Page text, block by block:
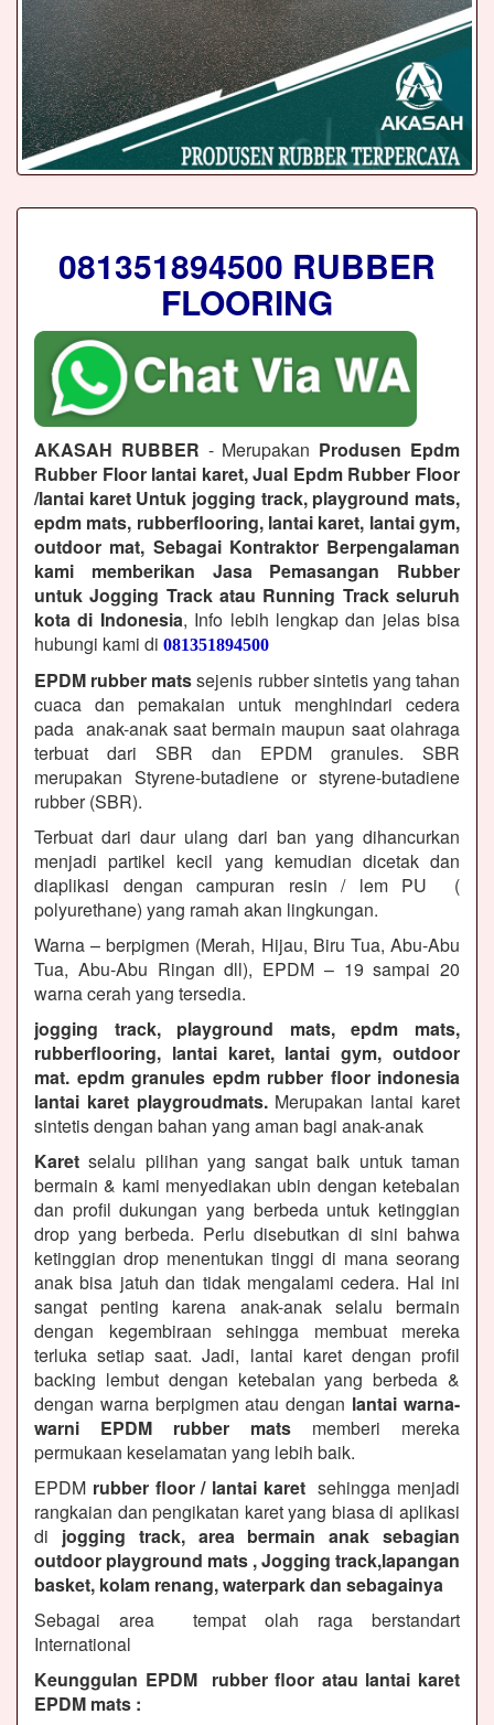
081351894500 RUBBER
FLOORING
AKASAH RUBBER - Merupakan Produsen Epdm
Rubber Floor lantai karet, Jual Epdm Rubber Floor
/lantai karet Untuk jogging track, playground mats,
epdm mats, rubberflooring, lantai karet, lantai gym,
outdoor mat, Sebagai Kontraktor Berpengalaman
kami memberikan Jasa Pemasangan Rubber
untuk Jogging Track atau Running Track seluruh
kota di Indonesia, Info lebih lengkap dan jelas bisa
hubungi kami di 081351894500
EPDM rubber matssejenis rubber sintetis yang tahan
cuaca dan pemakaian untuk menghindari cedera
pada anak-anak saat bermain maupun saat olahraga
terbuat dari SBR dan EPDM granules. SBR
merupakan Styrene-butadiene or styrene-butadiene
rubber (SBR).
Terbuat dari daur ulang dari ban yang dihancurkan
menjadi partikel kecil yang kemudian dicetak dan
diaplikasi dengan campuran resin / lem PU (
polyurethane) yang ramah akan lingkungan.
Warna – berpigmen (Merah, Hijau, Biru Tua, Abu-Abu
Tua, Abu-Abu Ringan dll), EPDM – 19 sampai 20
warna cerah yang tersedia.
jogging track, playground mats, epdm mats,
rubberflooring, lantai karet, lantai gym, outdoor
mat. epdm granules epdm rubber floor indonesia
lantai karet playgroudmats.Merupakan lantai karet
sintetis dengan bahan yang aman bagi anak-anak
Karet selalu pilihan yang sangat baik untuk taman
bermain & kami menyediakan ubin dengan ketebalan
dan profil dukungan yang berbeda untuk ketinggian
drop yang berbeda. Perlu disebutkan di sini bahwa
ketinggian drop menentukan tinggi di mana seorang
anak bisa jatuh dan tidak mengalami cedera. Hal ini
sangat penting karena anak-anak selalu bermain
dengan kegembiraan sehingga membuat mereka
terluka setiap saat. Jadi, lantai karet dengan profil
backing lembut dengan ketebalan yang berbeda &
dengan warna berpigmen atau dengan lantai warna-
warni EPDM rubber mats memberi mereka
permukaan keselamatan yang lebih baik.
EPDM rubber floor / lantai karetsehingga menjadi
rangkaian dan pengikatan karet yang biasa di aplikasi
di jogging track, area bermain anak sebagian
outdoor playground mats , Jogging track,lapangan
basket, kolam renang, waterpark dan sebagainya
Sebagai area tempat olah raga berstandart
International
Keunggulan EPDM rubber floor atau lantai karet
EPDM mats :